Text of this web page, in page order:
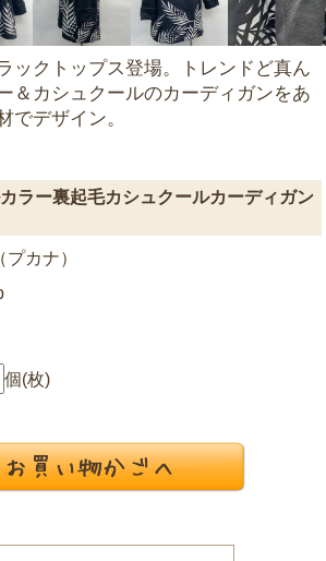
ックトップス登場。トレンドど真ん
＆カシュクールのカーディガンをあ
でデザイン。
ラー裏起毛カシュクールカーディガン
カナ）
個(枚)